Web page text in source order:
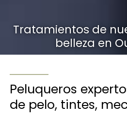
Tratamientos de
belleza en
Peluqueros
de pelo, tintes,